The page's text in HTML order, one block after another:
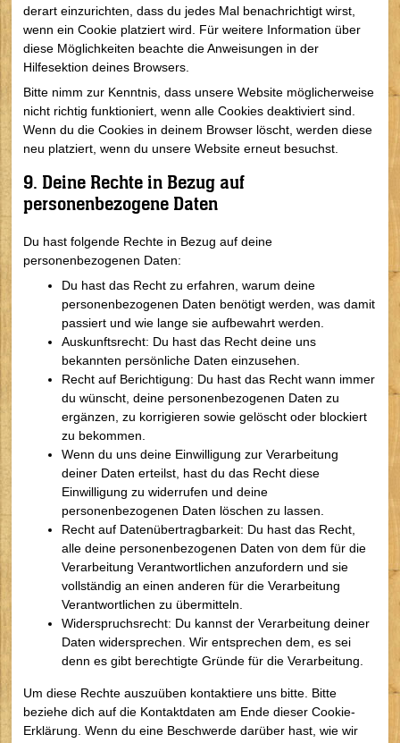
derart einzurichten, dass du jedes Mal benachrichtigt wirst,
wenn ein Cookie platziert wird. Für weitere Information über
diese Möglichkeiten beachte die Anweisungen in der
Hilfesektion deines Browsers.
Bitte nimm zur Kenntnis, dass unsere Website möglicherweise
nicht richtig funktioniert, wenn alle Cookies deaktiviert sind.
Wenn du die Cookies in deinem Browser löscht, werden diese
neu platziert, wenn du unsere Website erneut besuchst.
9. Deine Rechte in Bezug auf
personenbezogene Daten
Du hast folgende Rechte in Bezug auf deine
personenbezogenen Daten:
Du hast das Recht zu erfahren, warum deine
personenbezogenen Daten benötigt werden, was damit
passiert und wie lange sie aufbewahrt werden.
Auskunftsrecht: Du hast das Recht deine uns
bekannten persönliche Daten einzusehen.
Recht auf Berichtigung: Du hast das Recht wann immer
du wünscht, deine personenbezogenen Daten zu
ergänzen, zu korrigieren sowie gelöscht oder blockiert
zu bekommen.
Wenn du uns deine Einwilligung zur Verarbeitung
deiner Daten erteilst, hast du das Recht diese
Einwilligung zu widerrufen und deine
personenbezogenen Daten löschen zu lassen.
Recht auf Datenübertragbarkeit: Du hast das Recht,
alle deine personenbezogenen Daten von dem für die
Verarbeitung Verantwortlichen anzufordern und sie
vollständig an einen anderen für die Verarbeitung
Verantwortlichen zu übermitteln.
Widerspruchsrecht: Du kannst der Verarbeitung deiner
Daten widersprechen. Wir entsprechen dem, es sei
denn es gibt berechtigte Gründe für die Verarbeitung.
Um diese Rechte auszuüben kontaktiere uns bitte. Bitte
beziehe dich auf die Kontaktdaten am Ende dieser Cookie-
Erklärung. Wenn du eine Beschwerde darüber hast, wie wir